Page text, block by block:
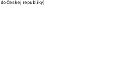
do Českej republiky)